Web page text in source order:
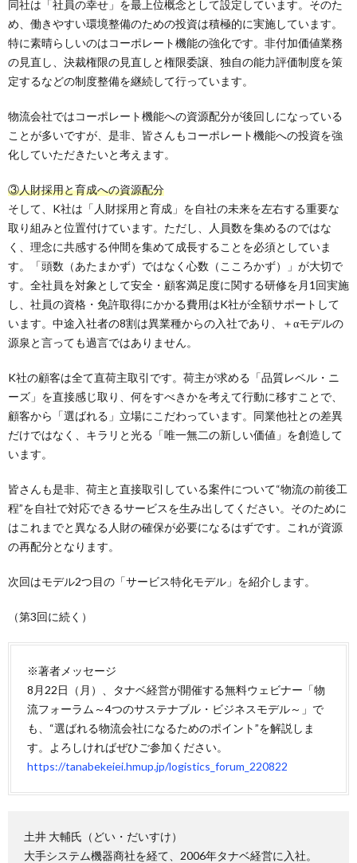
同社は「社員の幸せ」を最上位概念として設定しています。そのた
め、働きやすい環境整備のための投資は積極的に実施しています。
特に素晴らしいのはコーポレート機能の強化です。非付加価値業務
の見直し、決裁権限の見直しと権限委譲、独自の能力評価制度を策
定するなどの制度整備を継続して行っています。
物流会社ではコーポレート機能への資源配分が後回しになっている
ことが多いですが、是非、皆さんもコーポレート機能への投資を強
化していただきたいと考えます。
③人財採用と育成への資源配分
そして、K社は「人財採用と育成」を自社の未来を左右する重要な
取り組みと位置付けています。ただし、人員数を集めるのではな
く、理念に共感する仲間を集めて成長することを必須としていま
す。「頭数（あたまかず）ではなく心数（こころかず）」が大切で
す。全社員を対象として安全・顧客満足度に関する研修を月1回実施
し、社員の資格・免許取得にかかる費用はK社が全額サポートして
います。中途入社者の8割は異業種からの入社であり、＋αモデルの
源泉と言っても過言ではありません。
K社の顧客は全て直荷主取引です。荷主が求める「品質レベル・ニ
ーズ」を直接感じ取り、何をすべきかを考えて行動に移すことで、
顧客から「選ばれる」立場にこだわっています。同業他社との差異
だけではなく、キラリと光る「唯一無二の新しい価値」を創造して
います。
皆さんも是非、荷主と直接取引している案件について“物流の前後工
程”を自社で対応できるサービスを生み出してください。そのために
はこれまでと異なる人財の確保が必要になるはずです。これが資源
の再配分となります。
次回はモデル2つ目の「サービス特化モデル」を紹介します。
（第3回に続く）
※著者メッセージ
8月22日（月）、タナベ経営が開催する無料ウェビナー「物
流フォーラム～4つのサステナブル・ビジネスモデル～」で
も、“選ばれる物流会社になるためのポイント”を解説しま
す。よろしければぜひご参加ください。
https://tanabekeiei.hmup.jp/logistics_forum_220822
土井 大輔氏（どい・だいすけ）
大手システム機器商社を経て、2006年タナベ経営に入社。